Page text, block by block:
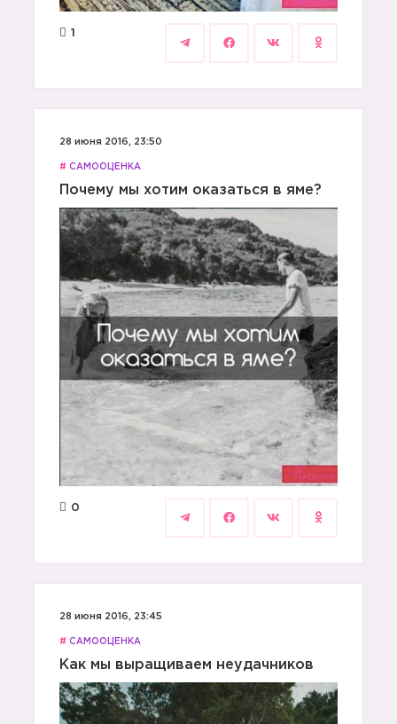
1
28 июня 2016, 23:50
# САМООЦЕНКА
Почему мы хотим оказаться в яме?
0
28 июня 2016, 23:45
# САМООЦЕНКА
Как мы выращиваем неудачников